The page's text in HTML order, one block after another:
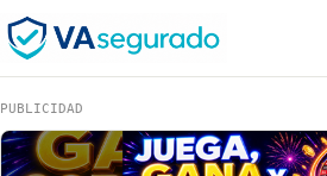
PUBLICIDAD